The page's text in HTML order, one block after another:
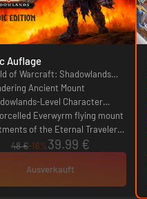
Auflage
of Warcraft: Shadowlands
Ancient Mount
Level Character
Everwyrm flying mount
of the Eternal Traveler
set quest
48 €-16%39.99 €
Ausverkauft